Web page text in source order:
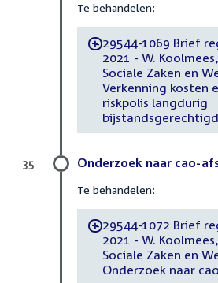
Te behandelen:
-29544-1069 Brief
2021 - W.
Sociale Zaken en
Verkenning kosten
riskpolis langdurig
Onderzoek naar cao-
Te behandelen:
-29544-1072 Brief
2021 - W.
Sociale Zaken en
Onderzoek naar
35